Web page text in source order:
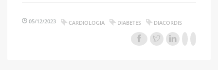
05/12/2023 CARDIOLOGIA DIABETES DIACORDIS